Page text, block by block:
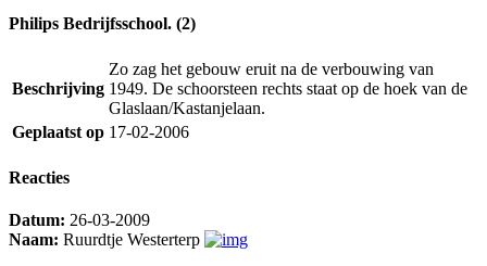
Philips Bedrijfsschool. (2)
Beschrijving
Zo zag het gebouw eruit na de verbouwing van
1949. De schoorsteen rechts staat op de hoek van de
Glaslaan/Kastanjelaan.
Geplaatst op 17-02-2006
Reacties
Datum: 26-03-2009
Naam: Ruurdtje Westerterp